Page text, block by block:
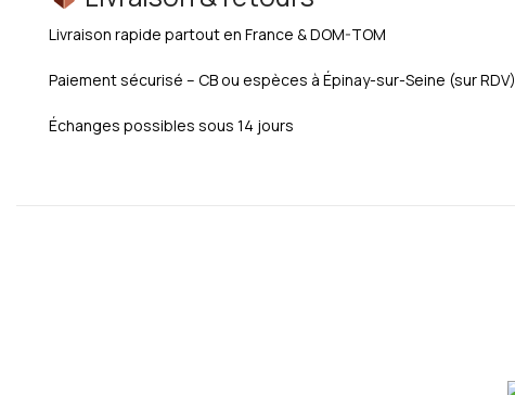
Livraison rapide partout en France & DOM-TOM
Paiement sécurisé – CB ou espèces à Épinay-sur-Seine (sur RDV)
Échanges possibles sous 14 jours